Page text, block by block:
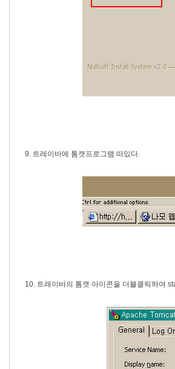
9. 트레이바에 톰캣프로그램 떠있다.
10. 트래이바의 톰캣 아이콘을 더블클릭하여